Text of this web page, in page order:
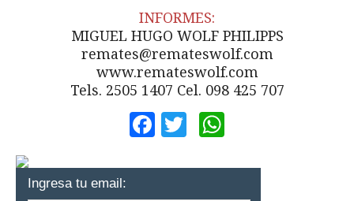
INFORMES:
MIGUEL HUGO WOLF PHILIPPS
remates@remateswolf.com
www.remateswolf.com
Tels. 2505 1407 Cel. 098 425 707
Facebook
Twitter
Ingresa tu email: